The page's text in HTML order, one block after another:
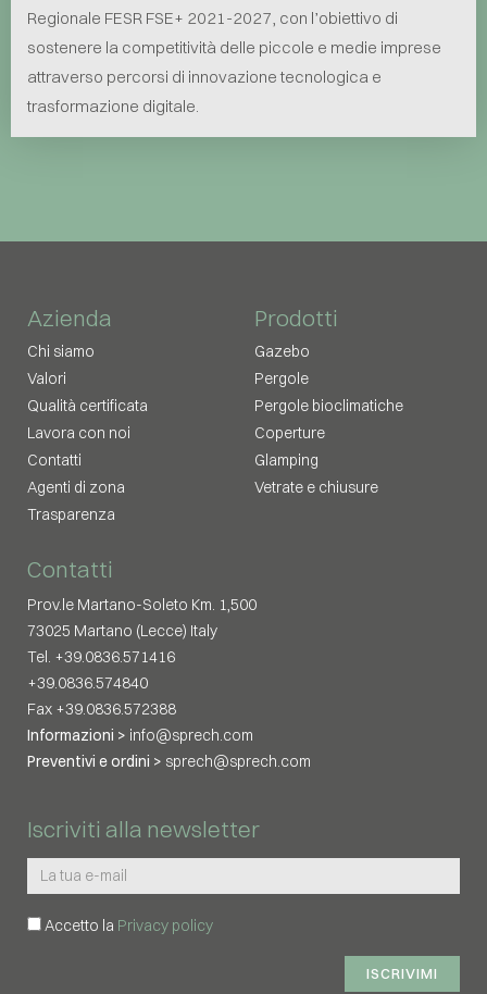
Regionale FESR FSE+ 2021-2027, con l’obiettivo di
sostenere la competitività delle piccole e medie imprese
attraverso percorsi di innovazione tecnologica e
trasformazione digitale.
Azienda
Chi siamo
Valori
Qualità certificata
Lavora con noi
Contatti
Agenti di zona
Trasparenza
Prodotti
Gazebo
Pergole
Pergole bioclimatiche
Coperture
Glamping
Vetrate e chiusure
Contatti
Prov.le Martano-Soleto Km. 1,500
73025 Martano (Lecce) Italy
Tel. +39.0836.571416
+39.0836.574840
Fax +39.0836.572388
Informazioni > info@sprech.com
Preventivi e ordini > sprech@sprech.com
Iscriviti alla newsletter
Accetto la Privacy policy
ISCRIVIMI